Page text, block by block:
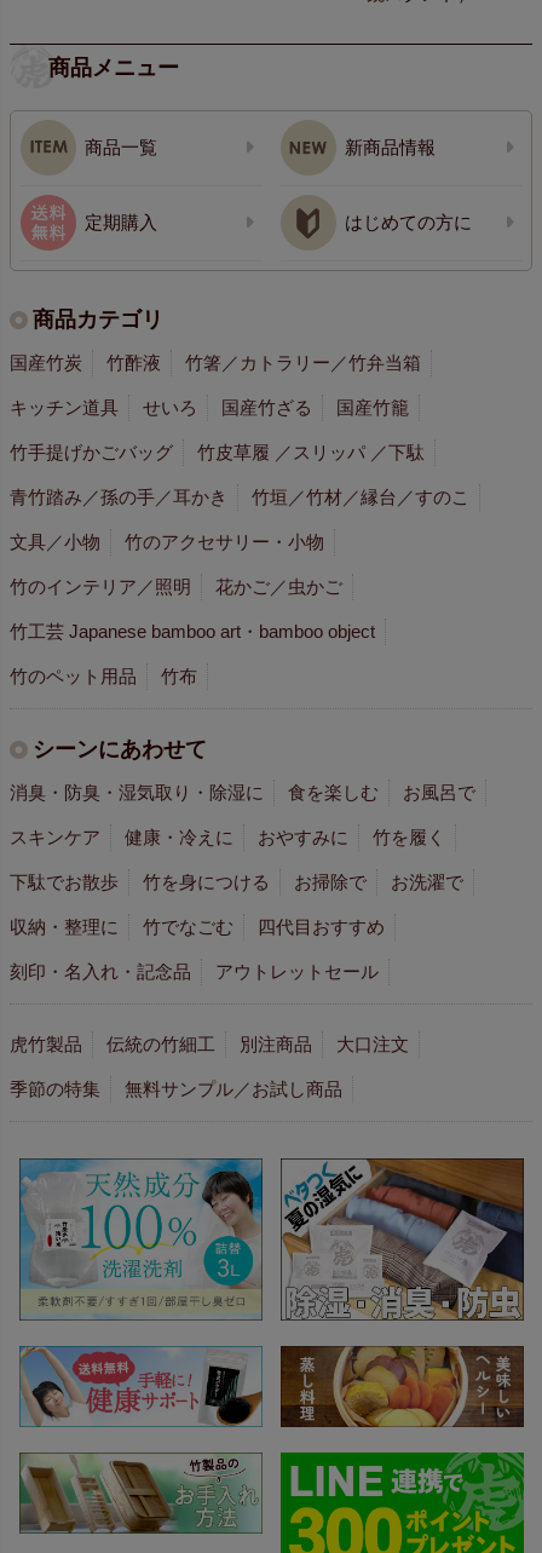
商品メニュー
商品一覧 新商品情報
定期購入 はじめての方に
商品カテゴリ
国産竹炭 竹酢液 竹箸／カトラリー／竹弁当箱
キッチン道具 せいろ 国産竹ざる 国産竹籠
竹手提げかごバッグ 竹皮草履 ／スリッパ ／下駄
青竹踏み／孫の手／耳かき 竹垣／竹材／縁台／すのこ
文具／小物 竹のアクセサリー・小物
竹のインテリア／照明 花かご／虫かご
竹工芸 Japanese bamboo art・bamboo object
竹のペット用品 竹布
シーンにあわせて
消臭・防臭・湿気取り・除湿に 食を楽しむ お風呂で
スキンケア 健康・冷えに おやすみに 竹を履く
下駄でお散歩 竹を身につける お掃除で お洗濯で
収納・整理に 竹でなごむ 四代目おすすめ
刻印・名入れ・記念品 アウトレットセール
虎竹製品 伝統の竹細工 別注商品 大口注文
季節の特集 無料サンプル／お試し商品